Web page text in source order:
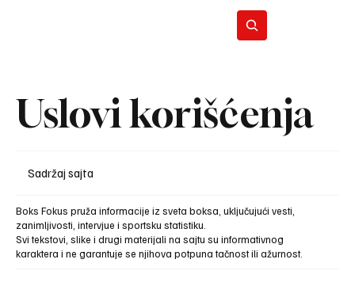
REC
Uslovi korišćenja
Sadržaj sajta
Boks Fokus pruža informacije iz sveta boksa, uključujući vesti,
zanimljivosti, intervjue i sportsku statistiku.
Svi tekstovi, slike i drugi materijali na sajtu su informativnog
karaktera i ne garantuje se njihova potpuna tačnost ili ažurnost.